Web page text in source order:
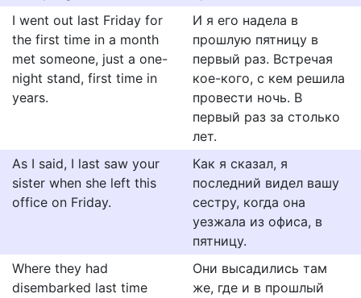
I went out last Friday for
the first time in a month
met someone, just a one-
night stand, first time in
years.
И я его надела в
прошлую пятницу в
первый раз. Встречая
кое-кого, с кем решила
провести ночь. В
первый раз за столько
лет.
As I said, I last saw your
sister when she left this
office on Friday.
Как я сказал, я
последний видел вашу
сестру, когда она
уезжала из офиса, в
пятницу.
Where they had
disembarked last time
Они высадились там
же, где и в прошлый